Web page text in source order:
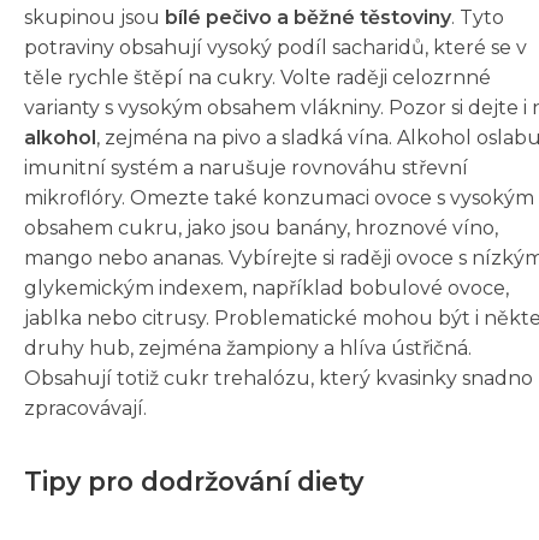
skupinou jsou bílé pečivo a běžné těstoviny. Tyto
potraviny obsahují vysoký podíl sacharidů, které se v
těle rychle štěpí na cukry. Volte raději celozrnné
varianty s vysokým obsahem vlákniny. Pozor si dejte i
alkohol, zejména na pivo a sladká vína. Alkohol
imunitní systém a narušuje rovnováhu střevní
mikroflóry. Omezte také konzumaci ovoce s vysokým
obsahem cukru, jako jsou banány, hroznové víno,
mango nebo ananas. Vybírejte si raději ovoce s
glykemickým indexem, například bobulové ovoce,
jablka nebo citrusy. Problematické mohou být i
druhy hub, zejména žampiony a hlíva ústřičná.
Obsahují totiž cukr trehalózu, který kvasinky snadno
zpracovávají.
Tipy pro dodržování diety